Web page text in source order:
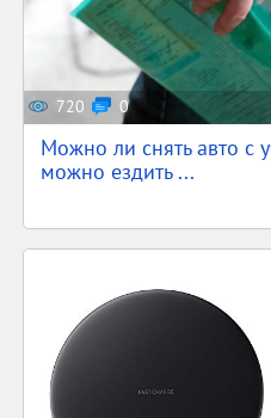
720 0
Можно ли снять авто с
можно ездить ...